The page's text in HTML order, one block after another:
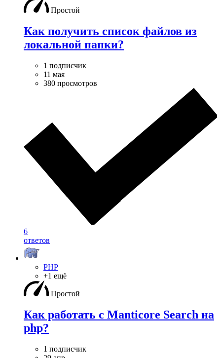
Простой
Как получить список файлов из
локальной папки?
1 подписчик
11 мая
380 просмотров
6
ответов
PHP
+1 ещё
Простой
Как работать с Manticore Search на
php?
1 подписчик